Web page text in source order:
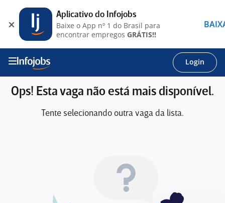
Login
Ops! Esta vaga não está mais disponível.
Tente selecionando outra vaga da lista.
Aplicativo do Infojobs
Baixe o App nº 1 do Brasil para
encontrar empregos GRÁTIS!!